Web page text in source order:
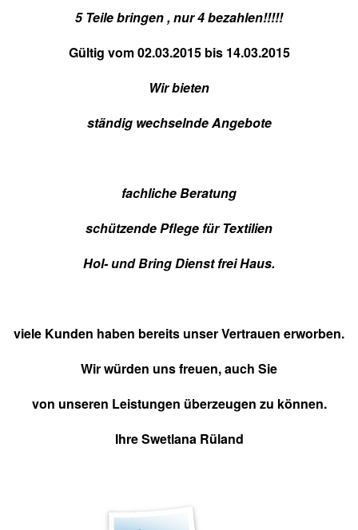
5 Teile bringen , nur 4 bezahlen!!!!!
Gültig vom 02.03.2015 bis 14.03.2015
Wir bieten
ständig wechselnde Angebote
fachliche Beratung
schützende Pflege für Textilien
Hol- und Bring Dienst frei Haus.
viele Kunden haben bereits unser Vertrauen erworben.
Wir würden uns freuen, auch Sie
von unseren Leistungen überzeugen zu können.
Ihre Swetlana Rüland